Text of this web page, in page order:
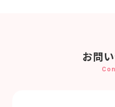
お問